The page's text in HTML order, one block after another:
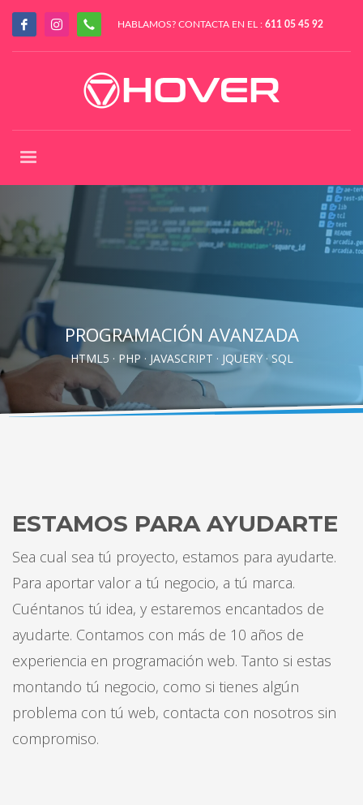
HABLAMOS? CONTACTA EN EL : 611 05 45 92
PROGRAMACIÓN AVANZADA
HTML5 · PHP · JAVASCRIPT · JQUERY · SQL
ESTAMOS PARA AYUDARTE
Sea cual sea tú proyecto, estamos para ayudarte.
Para aportar valor a tú negocio, a tú marca.
Cuéntanos tú idea, y estaremos encantados de
ayudarte. Contamos con más de 10 años de
experiencia en programación web. Tanto si estas
montando tú negocio, como si tienes algún
problema con tú web, contacta con nosotros sin
compromiso.